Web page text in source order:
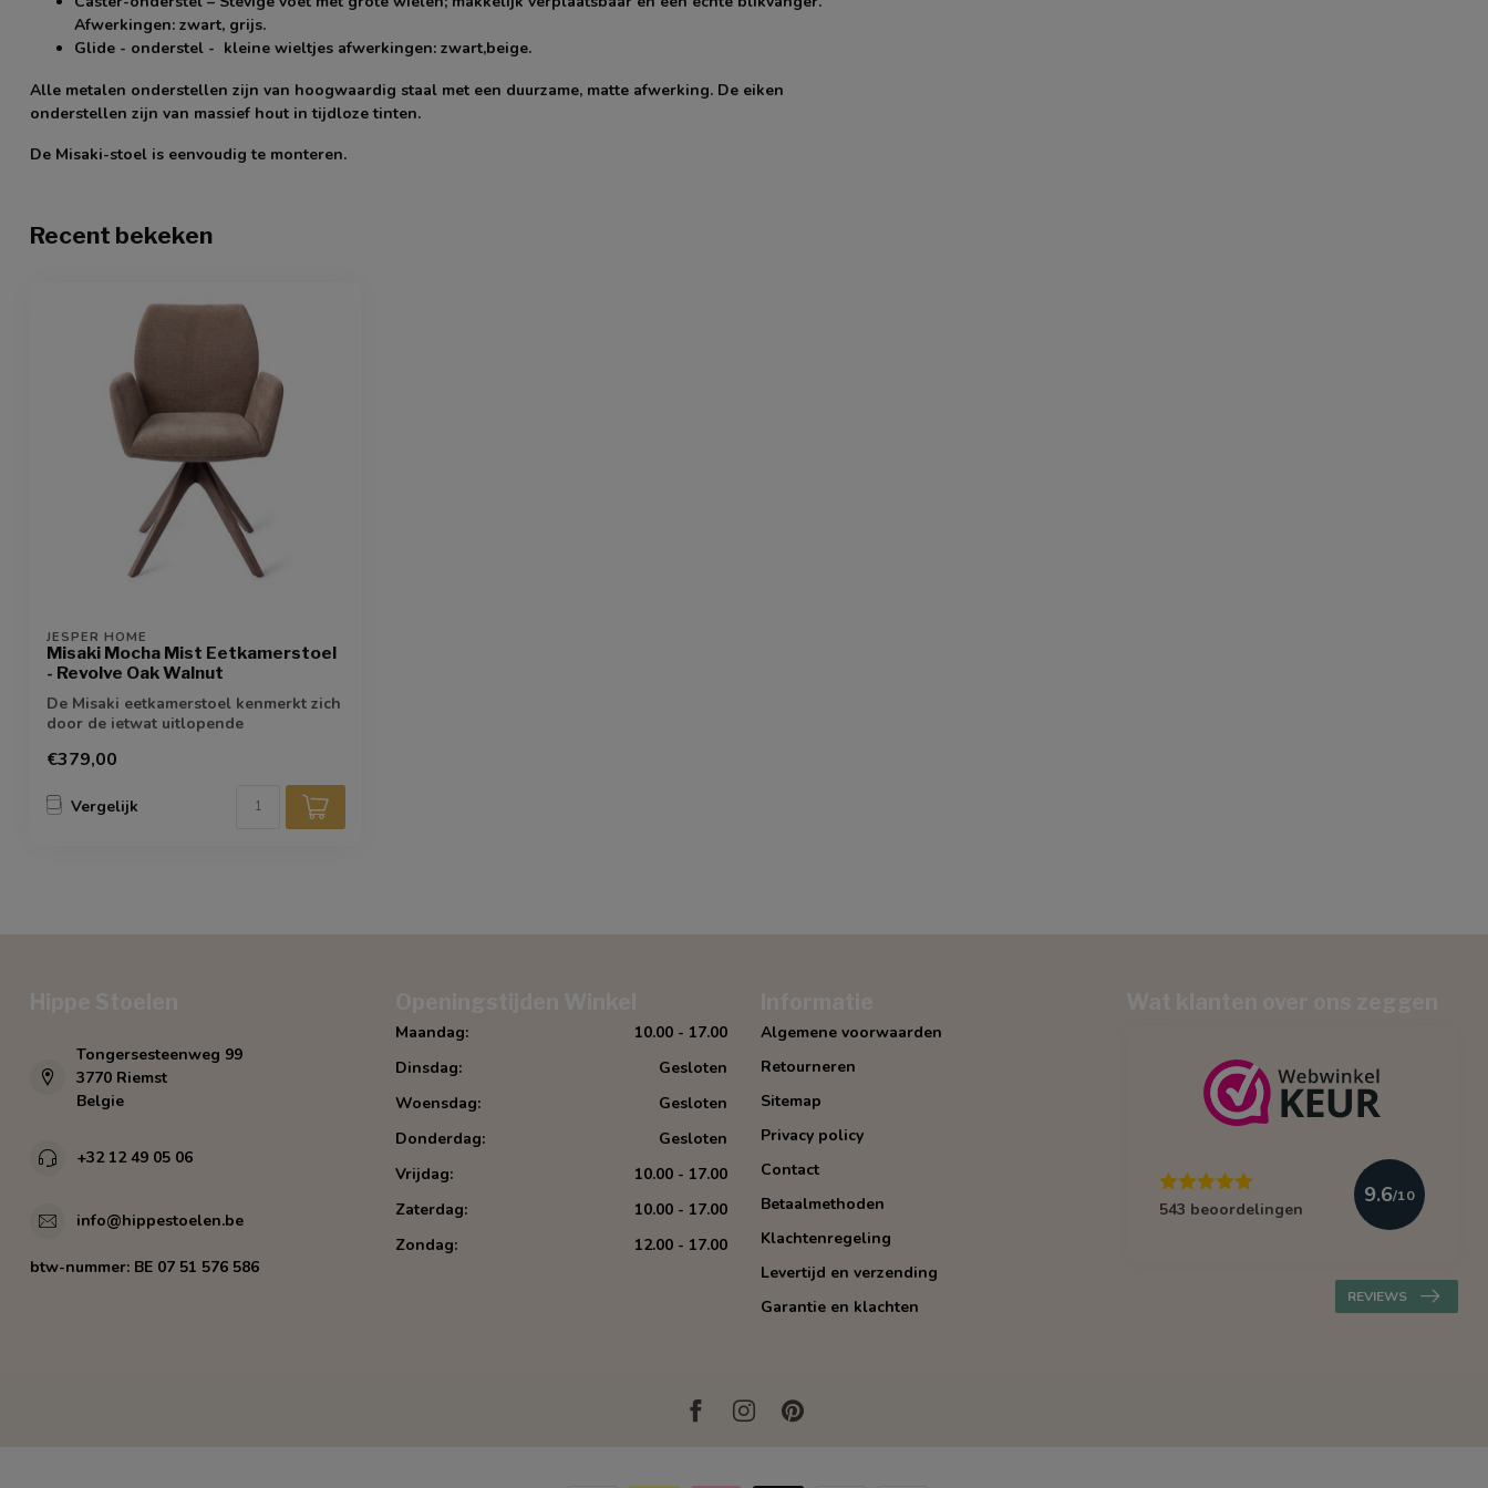
Afwerkingen: zwart, grijs.
Glide - onderstel - kleine wieltjes afwerkingen: zwart,beige.
Alle metalen onderstellen zijn van hoogwaardig staal met een duurzame, matte afwerking. De eiken
onderstellen zijn van massief hout in tijdloze tinten.
De Misaki-stoel is eenvoudig te monteren.
Recent bekeken
JESPER HOME
Misaki Mocha Mist Eetkamerstoel
- Revolve Oak Walnut
De Misaki eetkamerstoel kenmerkt zich
door de ietwat uitlopende
€379,00
Vergelijk
Tongersesteenweg 99
3770 Riemst
Belgie
+32 12 49 05 06
info@hippestoelen.be
btw-nummer: BE 07 51 576 586
Maandag:
10.00 - 17.00
Dinsdag:
Gesloten
Woensdag:
Gesloten
Donderdag:
Gesloten
Vrijdag:
10.00 - 17.00
Zaterdag:
10.00 - 17.00
Zondag:
12.00 - 17.00
Algemene voorwaarden
Retourneren
Sitemap
Privacy policy
Contact
Betaalmethoden
Klachtenregeling
Levertijd en verzending
Garantie en klachten
543 beoordelingen
9.6/10
REVIEWS